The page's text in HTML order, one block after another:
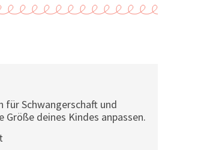
für Schwangerschaft und
deines Kindes anpassen.